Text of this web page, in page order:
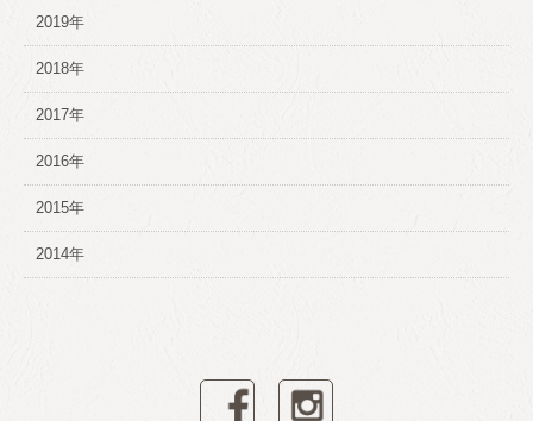
2019年
2018年
2017年
2016年
2015年
2014年